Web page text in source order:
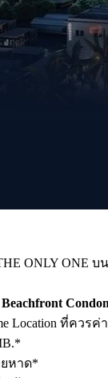
ONLY ONE
Beachfront
Location ที่ควรค่
ยหาด*